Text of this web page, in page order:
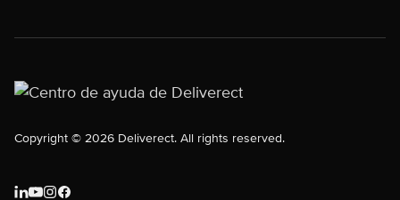
Copyright © 2026 Deliverect. All rights reserved.